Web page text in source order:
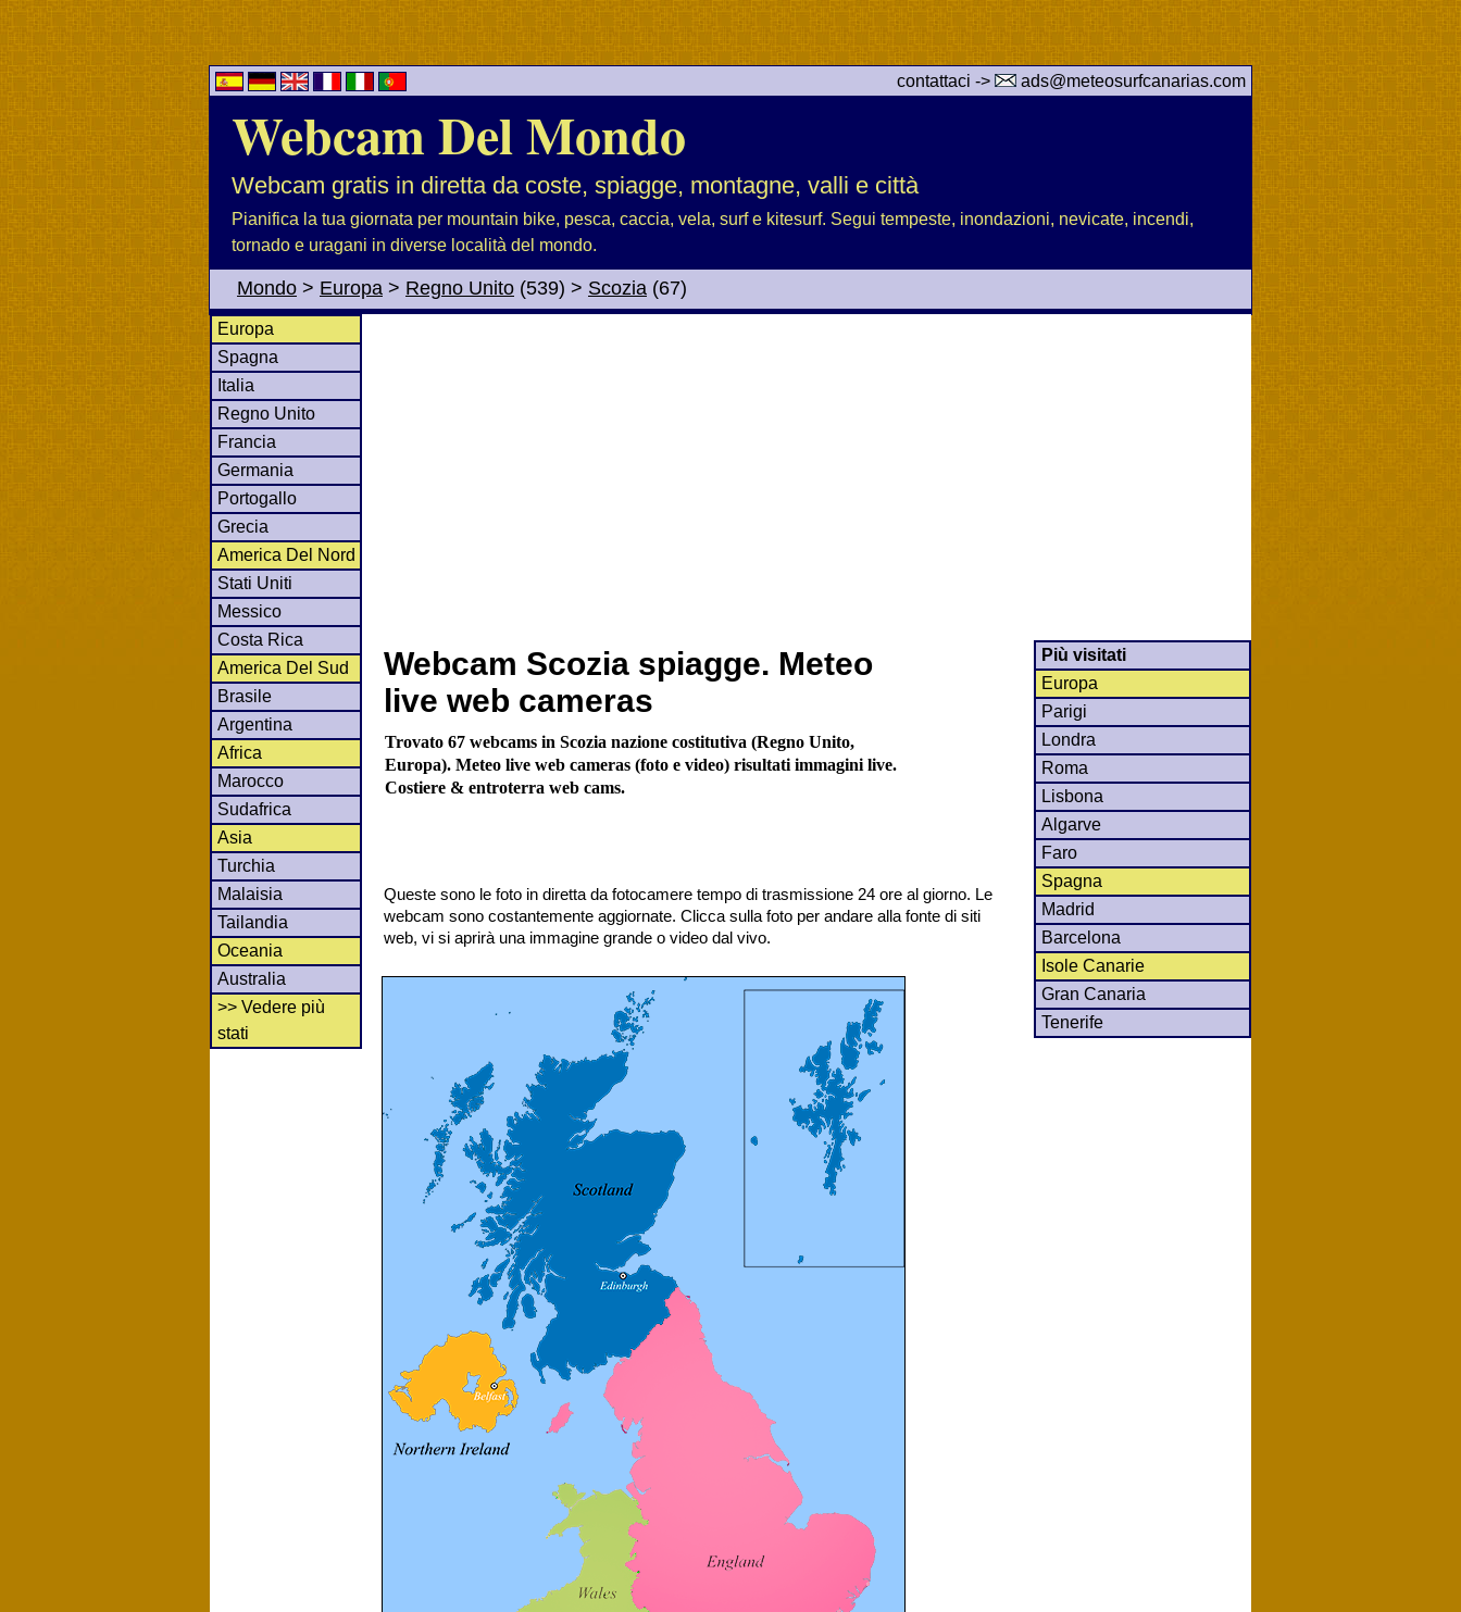
contattaci -> ads@meteosurfcanarias.com
Webcam Del Mondo
Webcam gratis in diretta da coste, spiagge, montagne, valli e città
Pianifica la tua giornata per mountain bike, pesca, caccia, vela, surf e kitesurf. Segui tempeste, inondazioni, nevicate, incendi,
tornado e uragani in diverse località del mondo.
Mondo > Europa > Regno Unito (539) > Scozia (67)
Europa
Spagna
Italia
Regno Unito
Francia
Germania
Portogallo
Grecia
America Del Nord
Stati Uniti
Messico
Costa Rica
America Del Sud
Brasile
Argentina
Africa
Marocco
Sudafrica
Asia
Turchia
Malaisia
Tailandia
Oceania
Australia
>> Vedere più
stati
Webcam Scozia spiagge. Meteo
live web cameras
Trovato 67 webcams in Scozia nazione costitutiva (Regno Unito,
Europa). Meteo live web cameras (foto e video) risultati immagini live.
Costiere & entroterra web cams.
Queste sono le foto in diretta da fotocamere tempo di trasmissione 24 ore al giorno. Le
webcam sono costantemente aggiornate. Clicca sulla foto per andare alla fonte di siti
web, vi si aprirà una immagine grande o video dal vivo.
Più visitati
Europa
Parigi
Londra
Roma
Lisbona
Algarve
Faro
Spagna
Madrid
Barcelona
Isole Canarie
Gran Canaria
Tenerife